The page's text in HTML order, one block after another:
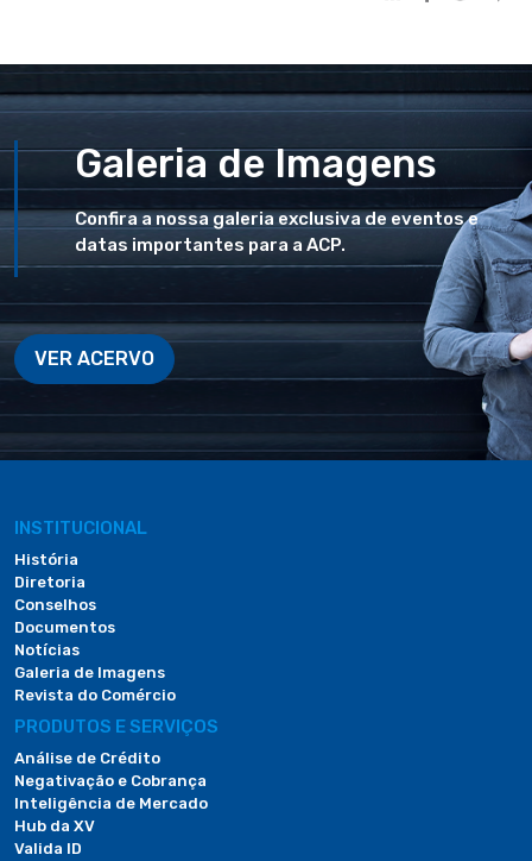
Galeria de Imagens
Confira a nossa galeria exclusiva de eventos e
datas importantes para a ACP.
VER ACERVO
INSTITUCIONAL
História
Diretoria
Conselhos
Documentos
Notícias
Galeria de Imagens
Revista do Comércio
PRODUTOS E SERVIÇOS
Análise de Crédito
Negativação e Cobrança
Inteligência de Mercado
Hub da XV
Valida ID